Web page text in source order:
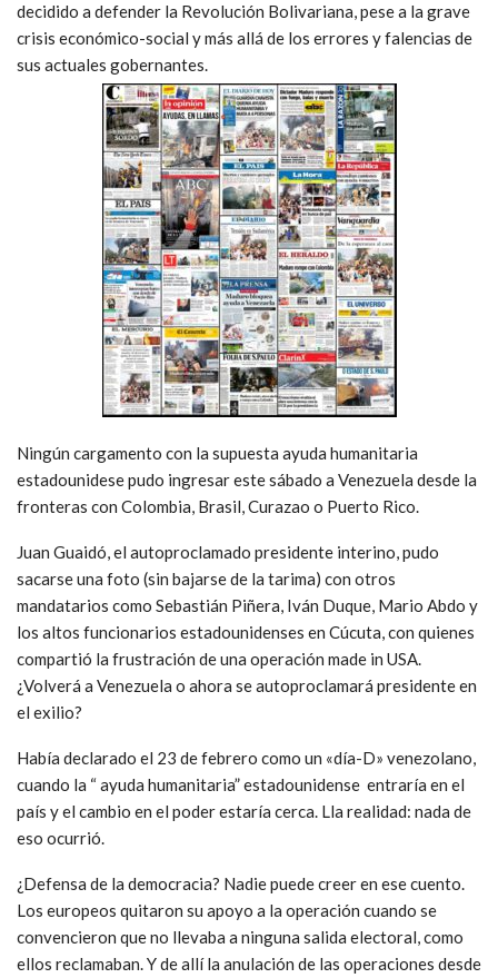
decidido a defender la Revolución Bolivariana, pese a la grave
crisis económico-social y más allá de los errores y falencias de
sus actuales gobernantes.
Ningún cargamento con la supuesta ayuda humanitaria
estadounidese pudo ingresar este sábado a Venezuela desde la
fronteras con Colombia, Brasil, Curazao o Puerto Rico.
Juan Guaidó, el autoproclamado presidente interino, pudo
sacarse una foto (sin bajarse de la tarima) con otros
mandatarios como Sebastián Piñera, Iván Duque, Mario Abdo y
los altos funcionarios estadounidenses en Cúcuta, con quienes
compartió la frustración de una operación made in USA.
¿Volverá a Venezuela o ahora se autoproclamará presidente en
el exilio?
Había declarado el 23 de febrero como un «día-D» venezolano,
cuando la “ ayuda humanitaria” estadounidense entraría en el
país y el cambio en el poder estaría cerca. Lla realidad: nada de
eso ocurrió.
¿Defensa de la democracia? Nadie puede creer en ese cuento.
Los europeos quitaron su apoyo a la operación cuando se
convencieron que no llevaba a ninguna salida electoral, como
ellos reclamaban. Y de allí la anulación de las operaciones desde